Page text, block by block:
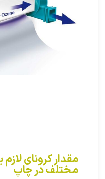
مقدار کرونای
مختلف در چاپ